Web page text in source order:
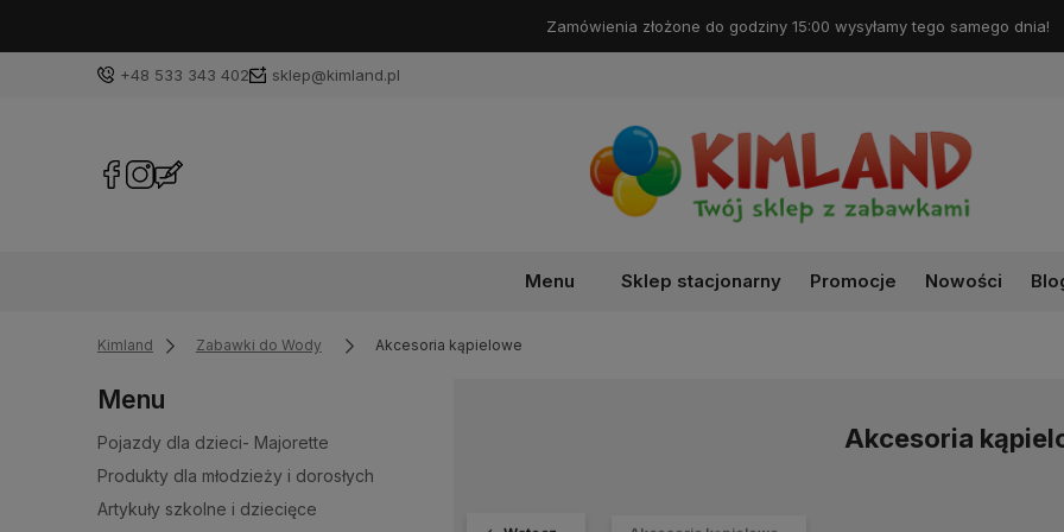
Darmowa dostawa od 99 zł!
+48 533 343 402 sklep@kimland.pl
Menu Sklep stacjonarny Promocje Nowości
Kimland Zabawki do Wody Akcesoria kąpielowe
Menu
Pojazdy dla dzieci- Majorette
Produkty dla młodzieży i dorosłych
Artykuły szkolne i dziecięce
Akcesoria